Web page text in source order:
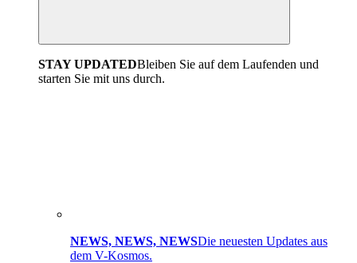
STAY UPDATEDBleiben Sie auf dem Laufenden und
starten Sie mit uns durch.
NEWS, NEWS, NEWSDie neuesten Updates aus
dem V-Kosmos.